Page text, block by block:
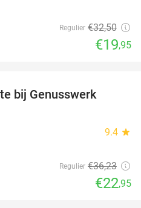
Regulier €32,50
€19,95
bij Genusswerk
9.4 star
Regulier €36,23
€22,95